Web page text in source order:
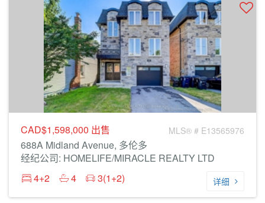
CAD$1,598,000 出售 MLS® # E13565976
688A Midland Avenue, 多伦多
经纪公司: HOMELIFE/MIRACLE REALTY LTD
4+2
4 3(1+2) 详细